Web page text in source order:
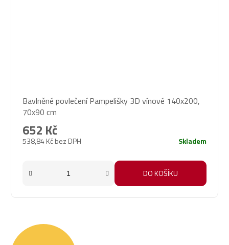
hodnocení
produktu
je
1,0
hvězdiček.
Bavlněné povlečení Pampelišky 3D vínové 140x200,
70x90 cm
538,84 Kč bez DPH
652 Kč
Skladem
DO KOŠÍKU